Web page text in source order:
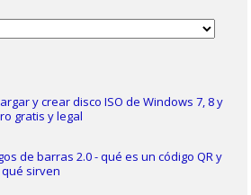
y crear disco ISO de Windows 7, 8 y
gratis y legal
de barras 2.0 - qué es un código QR y
sirven